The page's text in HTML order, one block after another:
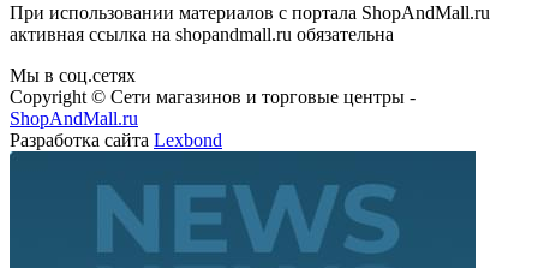
При использовании материалов с портала ShopAndMall.ru
активная ссылка на shopandmall.ru обязательна
Мы в соц.сетях
Copyright © Сети магазинов и торговые центры -
ShopAndMall.ru
Разработка сайта Lexbond